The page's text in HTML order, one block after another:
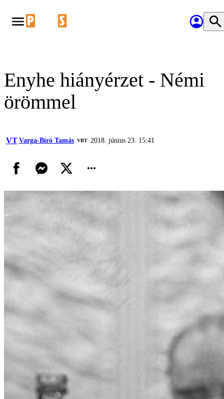
Enyhe hiányérzet - Némi
örömmel
VT Varga-Bíró Tamás VBT 2018. június 23. 15:41